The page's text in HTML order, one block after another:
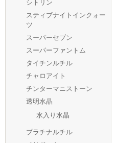
シトリン
スティブナイトインクォー
ツ
スーパーセブン
スーパーファントム
タイチンルチル
チャロアイト
チンターマニストーン
透明水晶
水入り水晶
プラチナルチル